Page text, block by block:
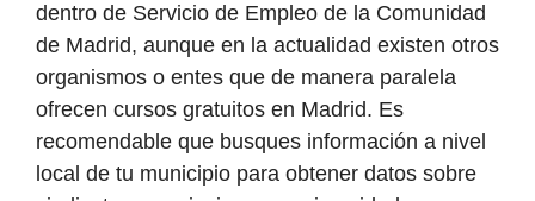
dentro de Servicio de Empleo de la Comunidad
de Madrid, aunque en la actualidad existen otros
organismos o entes que de manera paralela
ofrecen cursos gratuitos en Madrid. Es
recomendable que busques información a nivel
local de tu municipio para obtener datos sobre